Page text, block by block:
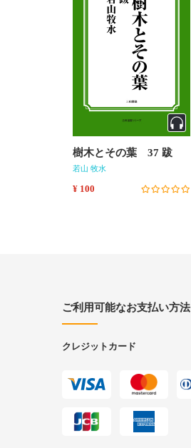
樹木とその葉 37 跋
若山 牧水
¥ 100
ご利用可能なお支払い方法
クレジットカード